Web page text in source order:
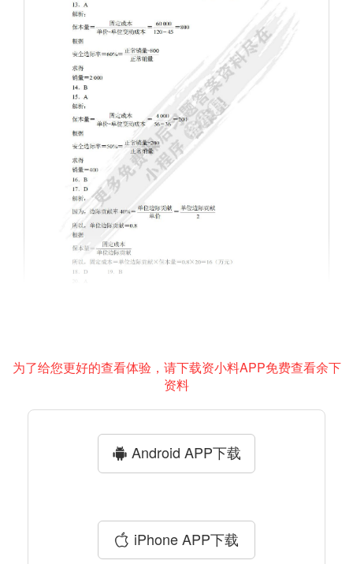
为了给您更好的查看体验，请下载资小料APP免费查看余下
资料
Android APP下载
iPhone APP下载